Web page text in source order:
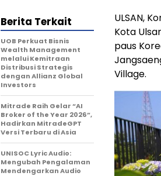
ULSAN,
Kota
paus
Village.
Berita Terkait
UOB Perkuat Bisnis
Wealth Management
melalui Kemitraan
Distribusi Strategis
dengan Allianz Global
Investors
Mitrade Raih Gelar “AI
Broker of the Year 2026”,
Hadirkan MitradeGPT
Versi Terbaru di Asia
UNISOC Lyric Audio:
Mengubah Pengalaman
Mendengarkan Audio